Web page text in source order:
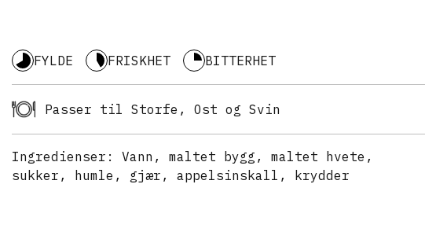
FYLDE FRISKHET BITTERHET
Passer til Storfe, Ost og Svin
Ingredienser: Vann, maltet bygg, maltet hvete,
sukker, humle, gjær, appelsinskall, krydder